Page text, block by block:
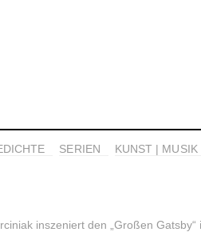
SERIEN KUNST | MUSIK
inszeniert den „Großen Gatsby“